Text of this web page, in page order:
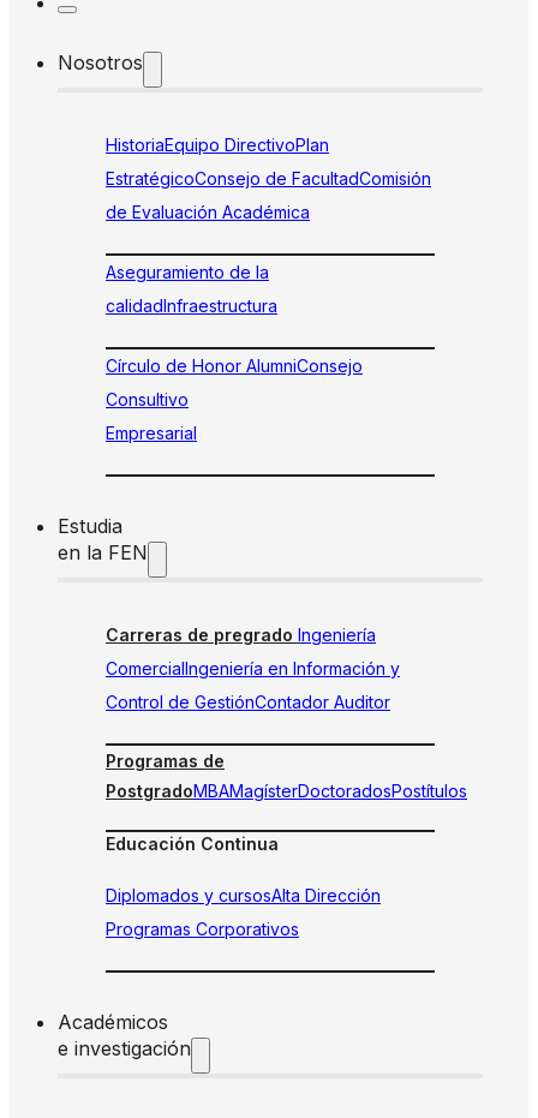
Nosotros
HistoriaEquipo DirectivoPlan
EstratégicoConsejo de FacultadComisión
de Evaluación Académica
Aseguramiento de la
calidadInfraestructura
Círculo de Honor AlumniConsejo
Consultivo
Empresarial
Estudia
en la FEN
Carreras de pregrado Ingeniería
ComercialIngeniería en Información y
Control de GestiónContador Auditor
Programas de
PostgradoMBAMagísterDoctoradosPostítulos
Educación Continua
Diplomados y cursosAlta Dirección
Programas Corporativos
Académicos
e investigación